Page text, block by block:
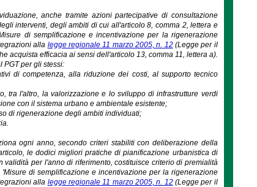
anche tramite azioni partecipative di consultazione
interventi, degli ambiti di cui all'articolo 8, comma 2, lettera e
di semplificazione e incentivazione per la rigenerazione
alla legge regionale 11 marzo 2005, n. 12(Legge per il
acquista efficacia ai sensi dell'articolo 13, comma 11, lettera a).
per gli stessi:
di competenza, alla riduzione dei costi, al supporto tecnico
tra l'altro, la valorizzazione e lo sviluppo di infrastrutture verdi
con il sistema urbano e ambientale esistente;
di rigenerazione degli ambiti individuati;
ogni anno, secondo criteri stabiliti con deliberazione della
le dodici migliori pratiche di pianificazione urbanistica di
validità per l'anno di riferimento, costituisce criterio di premialità
di semplificazione e incentivazione per la rigenerazione
alla legge regionale 11 marzo 2005, n. 12(Legge per il